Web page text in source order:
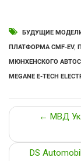
БУДУЩИЕ
ПЛАТФОРМА CMF-EV,
МЮНХЕНСКОГО
MEGANE E-TECH
← МВД
DS